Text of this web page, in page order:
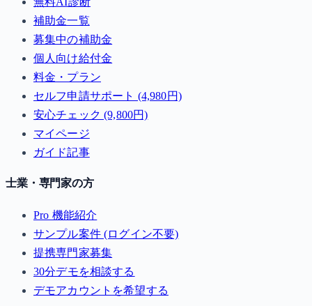
補助金一覧
募集中の補助金
個人向け給付金
料金・プラン
セルフ申請サポート (4,980円)
安心チェック (9,800円)
マイページ
ガイド記事
士業・専門家の方
Pro 機能紹介
サンプル案件 (ログイン不要)
提携専門家募集
30分デモを相談する
デモアカウントを希望する